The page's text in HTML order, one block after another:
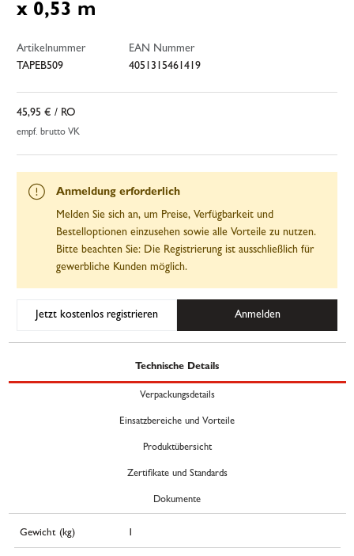
x 0,53 m
Artikelnummer
TAPEB509
EAN Nummer
4051315461419
45,95 € / RO
empf. brutto VK
Anmeldung erforderlich
Melden Sie sich an, um Preise, Verfügbarkeit und
Bestelloptionen einzusehen sowie alle Vorteile zu nutzen.
Bitte beachten Sie: Die Registrierung ist ausschließlich für
gewerbliche Kunden möglich.
Jetzt kostenlos registrieren Anmelden
Technische Details
Verpackungsdetails
Einsatzbereiche und Vorteile
Produktübersicht
Zertifikate und Standards
Dokumente
Gewicht (kg) 1